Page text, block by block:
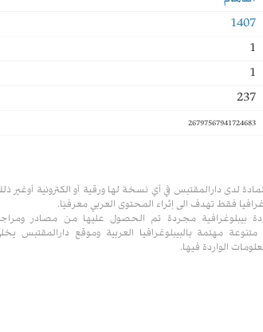
1407
1
1
237
26797567941724683
لدى دارالمقتبس في أي نسخة لها ورقية أو الكترونية أوغير
فقط تهدف الى إثراء المحتوى العربي معرفيًا.
بيبلوغرافية مجردة تم الحصول عليها من مصادر
مهتمة بالبيبلوغرافيا العربية وموقع دارالمقتبس
الواردة فيها.